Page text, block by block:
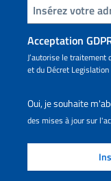
Insert your email
Acceptation
J’autorise le traitement
et du Décret
Oui, je souhaite
des mises à jour sur